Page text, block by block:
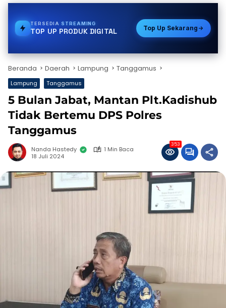
TERSEDIA PULSA
TOP UP PRODUK DIGITAL Top Up Sekarang
Beranda Daerah Lampung Tanggamus
Lampung Tanggamus
5 Bulan Jabat, Mantan Plt.Kadishub
Tidak Bertemu DPS Polres
Tanggamus
Nanda Hastedy
1 Min Baca
18 Juli 2024
353